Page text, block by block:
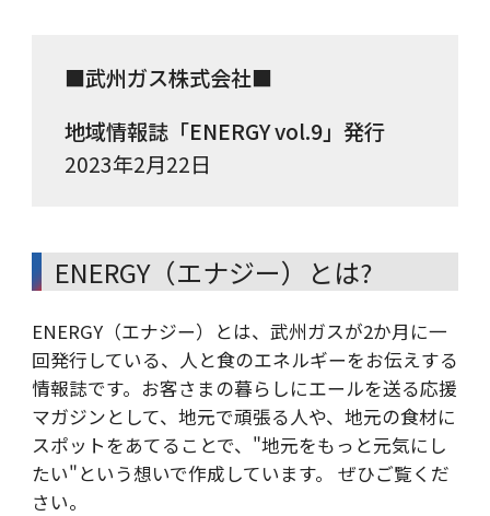
■武州ガス株式会社■
地域情報誌「ENERGY vol.9」発行
2023年2月22日
ENERGY（エナジー）とは?
ENERGY（エナジー）とは、武州ガスが2か月に一
回発行している、人と食のエネルギーをお伝えする
情報誌です。お客さまの暮らしにエールを送る応援
マガジンとして、地元で頑張る人や、地元の食材に
スポットをあてることで、"地元をもっと元気にし
たい"という想いで作成しています。 ぜひご覧くだ
さい。